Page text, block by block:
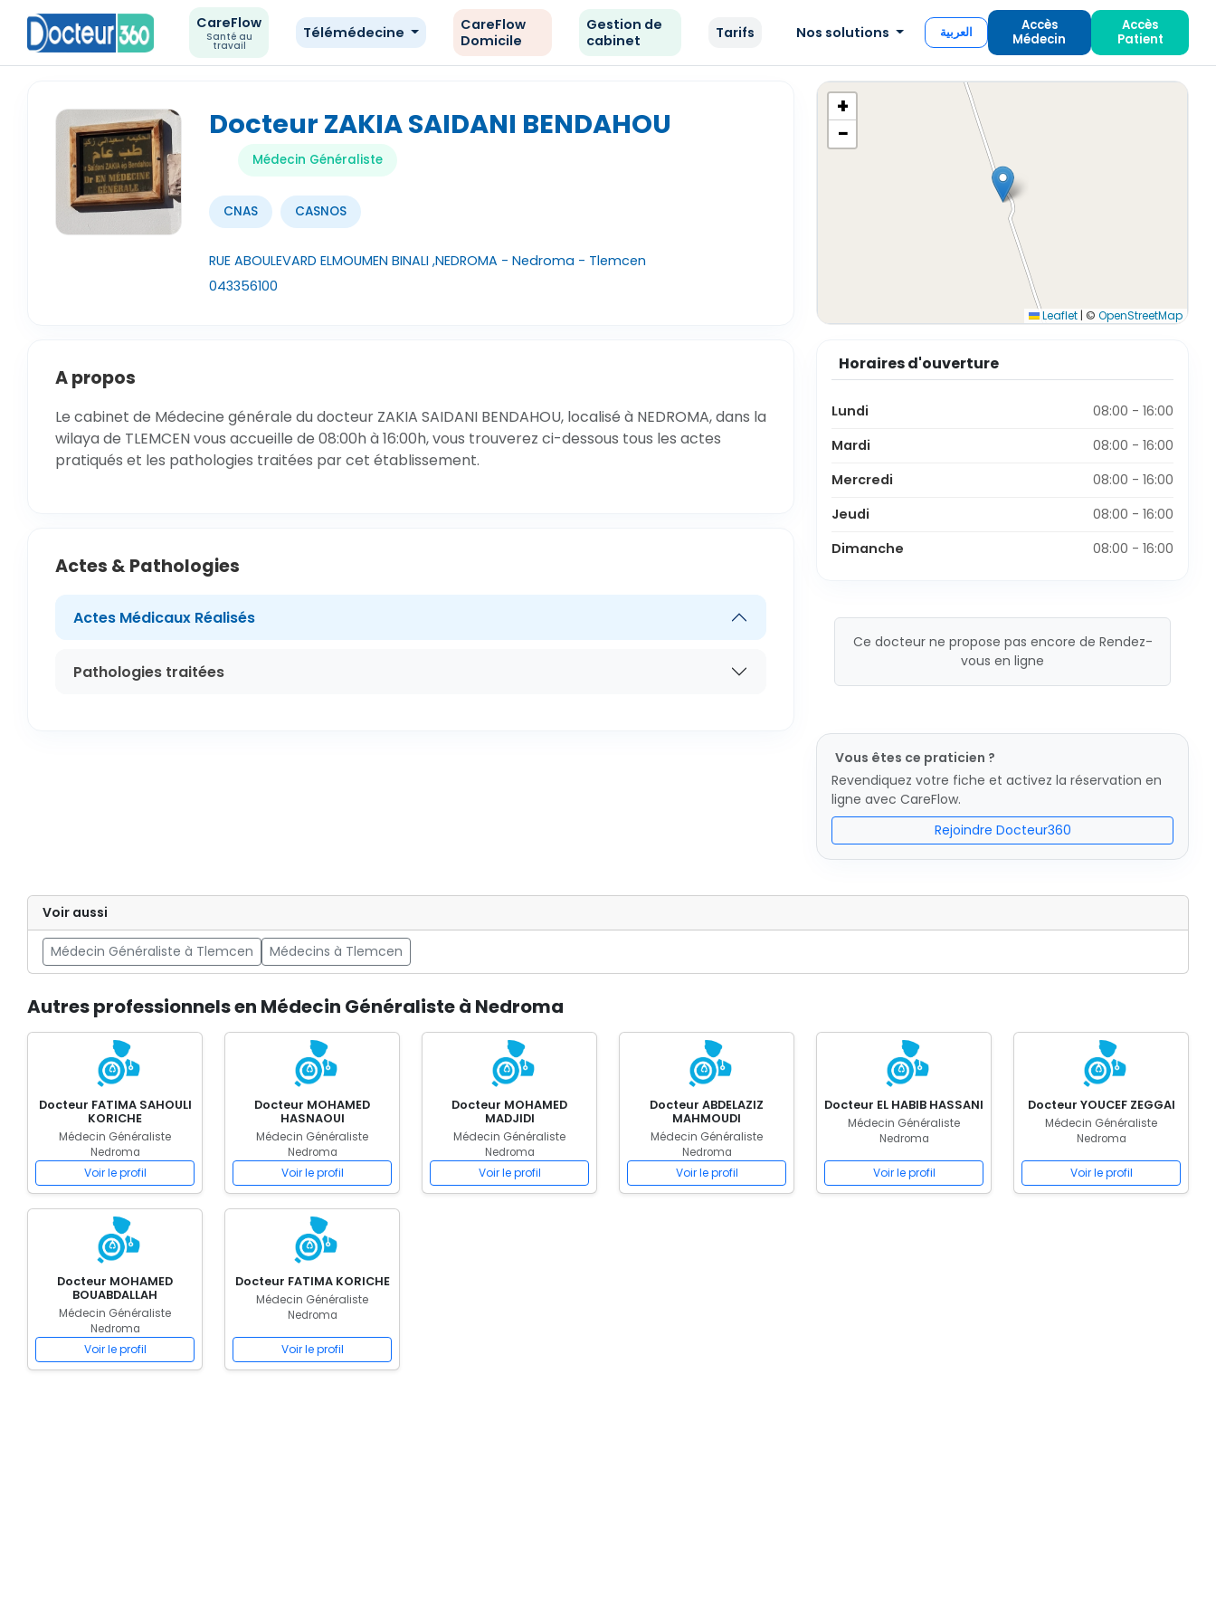
CareFlow
Santé au
travail
Télémédecine
CareFlow
Domicile
Gestion de
cabinet
Tarifs Nos solutions العربية
Accès
Médecin
Accès
Patient
Docteur ZAKIA SAIDANI BENDAHOU
Médecin Généraliste
CNAS CASNOS
RUE ABOULEVARD ELMOUMEN BINALI ,NEDROMA - Nedroma - Tlemcen
043356100
+
−
Leaflet | © OpenStreetMap
A propos
Le cabinet de Médecine générale du docteur ZAKIA SAIDANI BENDAHOU, localisé à NEDROMA, dans la
wilaya de TLEMCEN vous accueille de 08:00h à 16:00h, vous trouverez ci-dessous tous les actes
pratiqués et les pathologies traitées par cet établissement.
Actes & Pathologies
Actes Médicaux Réalisés
Pathologies traitées
Horaires d'ouverture
Lundi
08:00 - 16:00
Mardi
08:00 - 16:00
Mercredi
08:00 - 16:00
Jeudi
08:00 - 16:00
Dimanche
08:00 - 16:00
Ce docteur ne propose pas encore de Rendez-
vous en ligne
Vous êtes ce praticien ?
Revendiquez votre fiche et activez la réservation en
ligne avec CareFlow.
Rejoindre Docteur360
Voir aussi
Médecin Généraliste à Tlemcen Médecins à Tlemcen
Autres professionnels en Médecin Généraliste à Nedroma
Docteur FATIMA SAHOULI
KORICHE
Médecin Généraliste
Nedroma
Voir le profil
Docteur MOHAMED
HASNAOUI
Médecin Généraliste
Nedroma
Voir le profil
Docteur MOHAMED
MADJIDI
Médecin Généraliste
Nedroma
Voir le profil
Docteur ABDELAZIZ
MAHMOUDI
Médecin Généraliste
Nedroma
Voir le profil
Docteur EL HABIB HASSANI
Médecin Généraliste
Nedroma
Voir le profil
Docteur YOUCEF ZEGGAI
Médecin Généraliste
Nedroma
Voir le profil
Docteur MOHAMED
BOUABDALLAH
Médecin Généraliste
Nedroma
Voir le profil
Docteur FATIMA KORICHE
Médecin Généraliste
Nedroma
Voir le profil